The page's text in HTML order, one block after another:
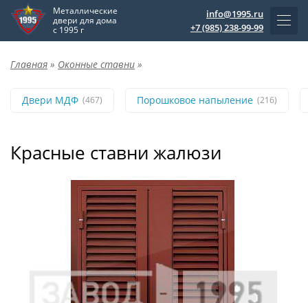
Металлические
двери для дома
с 1995 г
info@1995.ru
+7 (985) 238-99-99
Главная » Оконные ставни »
Двери МДФ (467) Порошковое напыление (216)
Красные ставни жалюзи